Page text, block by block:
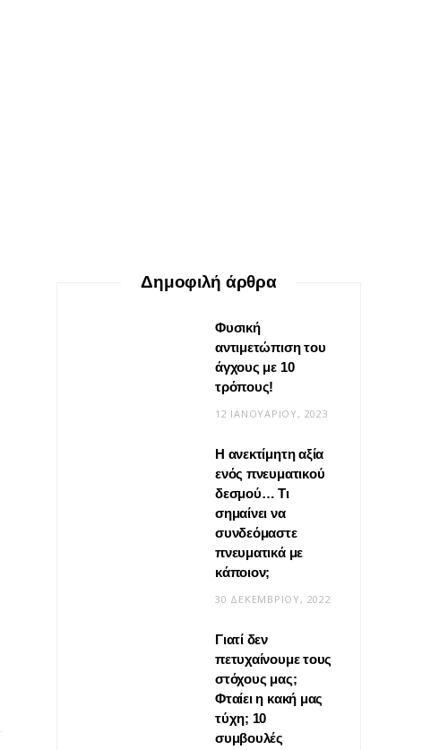
Βίντεο: Μεταμόρφωσε το
φουλάρι σου σε κιμονό
20 ΜΑΪ́ΟΥ, 2026
Δημοφιλή άρθρα
Φυσική
αντιμετώπιση του
άγχους με 10
τρόπους!
12 ΙΑΝΟΥΑΡΊΟΥ, 2023
Η ανεκτίμητη αξία
ενός πνευματικού
δεσμού… Τι
σημαίνει να
συνδεόμαστε
πνευματικά με
κάποιον;
30 ΔΕΚΕΜΒΡΊΟΥ, 2022
Γιατί δεν
πετυχαίνουμε τους
στόχους μας;
Φταίει η κακή μας
τύχη; 10
συμβουλές